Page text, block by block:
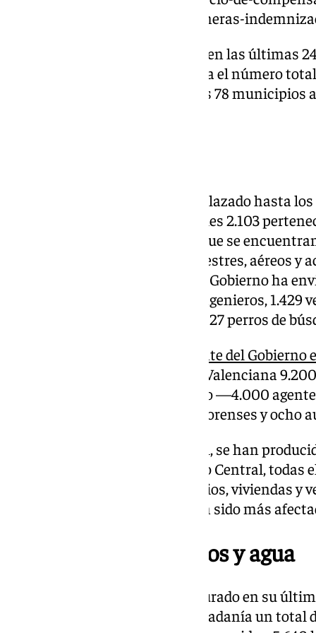
abonar-este-miercoles-las-primeras-
El Gobierno ha confirmado que en las últimas
han sido rescatadas, lo que sitúa el número
desde que la DANA azotase a los 78
Hasta el momento, se han desplazado hasta
efectivos del ejército, de los cuales 2.103
Emergencias (UME), entre los que se
lo que respecta a vehículos terrestres, aéreos
labores de rescate y limpieza, el Gobierno ha
helicópteros, 93 máquinas de ingenieros,
transporte, 18 embarcaciones y 27 perros de
confirmó el Presidente del Gobierno
a disposición de la Comunidad Valenciana
Cuerpos de Seguridad del Estado —4.000
de la Guardia Civil, 45 médicos forenses y
Fruto de este despliegue policial, se han
según ha informado el Gobierno Central,
de saqueos o pillajes en comercios, viviendas y
municipios de Valencia que han sido más
Productos alimenticios y agua
Asimismo, el Gobierno ha asegurado en su
puestos a disposición de la ciudadanía un total